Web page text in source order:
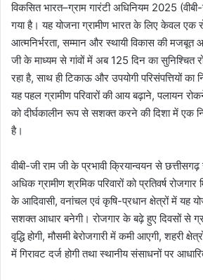
विकसित भारत–ग्राम गारंटी अधिनियम 2025
गया है। यह योजना ग्रामीण भारत के लिए केवल एक
आत्मनिर्भरता, सम्मान और स्थायी विकास की मजबूत
जी के माध्यम से गांवों में अब 125 दिन का सुनिश्चित
रहा है, साथ ही टिकाऊ और उपयोगी परिसंपत्तियों का
यह पहल ग्रामीण परिवारों की आय बढ़ाने, पलायन
को दीर्घकालीन रूप से सशक्त करने की दिशा में एक
है।
वीबी-जी राम जी के प्रभावी क्रियान्वयन से
अधिक ग्रामीण श्रमिक परिवारों को प्रतिवर्ष
के आदिवासी, वनांचल एवं कृषि-प्रधान क्षेत्रों में यह
सशक्त आधार बनेगी। रोजगार के बढ़े हुए दिवसों से
वृद्धि होगी, मौसमी बेरोजगारी में कमी आएगी, शहरी
में गिरावट दर्ज होगी तथा स्थानीय संसाधनों पर